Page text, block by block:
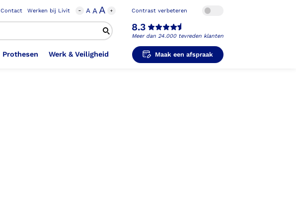
Contact Werken bij Livit A AA Contrast verbeteren
8.3
Meer dan 24.000 tevreden klanten
Prothesen Werk & Veiligheid Maak een afspraak